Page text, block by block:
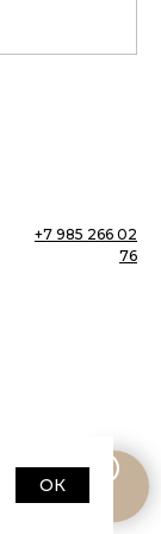
+7 985 266 02
76
ОК